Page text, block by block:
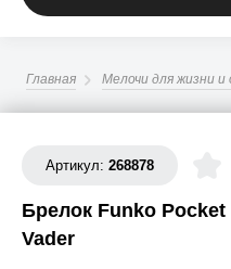
Вакансии
+7 495 960-31-54
Главная Мелочи для жизни
Артикул: 268878
Брелок Funko Pocket
Vader